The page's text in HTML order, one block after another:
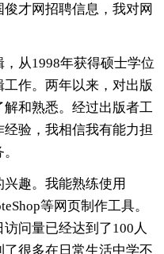
才网招聘信息，我对网
从1998年获得硕士学位
作。两年以来，对出版
和熟悉。经过出版者工
验，我相信我有能力担
趣。我能熟练使用
等网页制作工具。
问量已经达到了100人
很多在日常生活中学不